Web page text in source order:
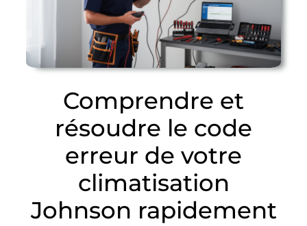
Comprendre et
résoudre le code
erreur de votre
climatisation
Johnson rapidement